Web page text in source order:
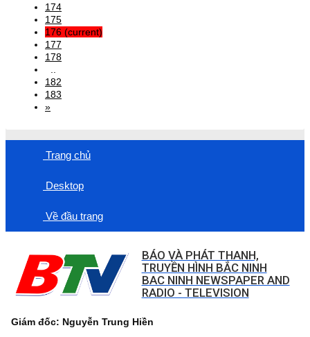
174
175
176 (current)
177
178
182
183
»
Trang chủ
Desktop
Về đầu trang
BÁO VÀ PHÁT THANH,
TRUYỀN HÌNH BẮC NINH
BAC NINH NEWSPAPER AND
RADIO - TELEVISION
Giám đốc: Nguyễn Trung Hiền